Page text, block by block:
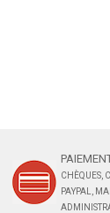
CHÈQUES,
PAYPAL,